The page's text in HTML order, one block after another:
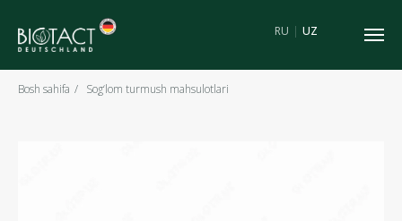
RU | UZ
Bosh sahifa / Sog‘lom turmush mahsulotlari